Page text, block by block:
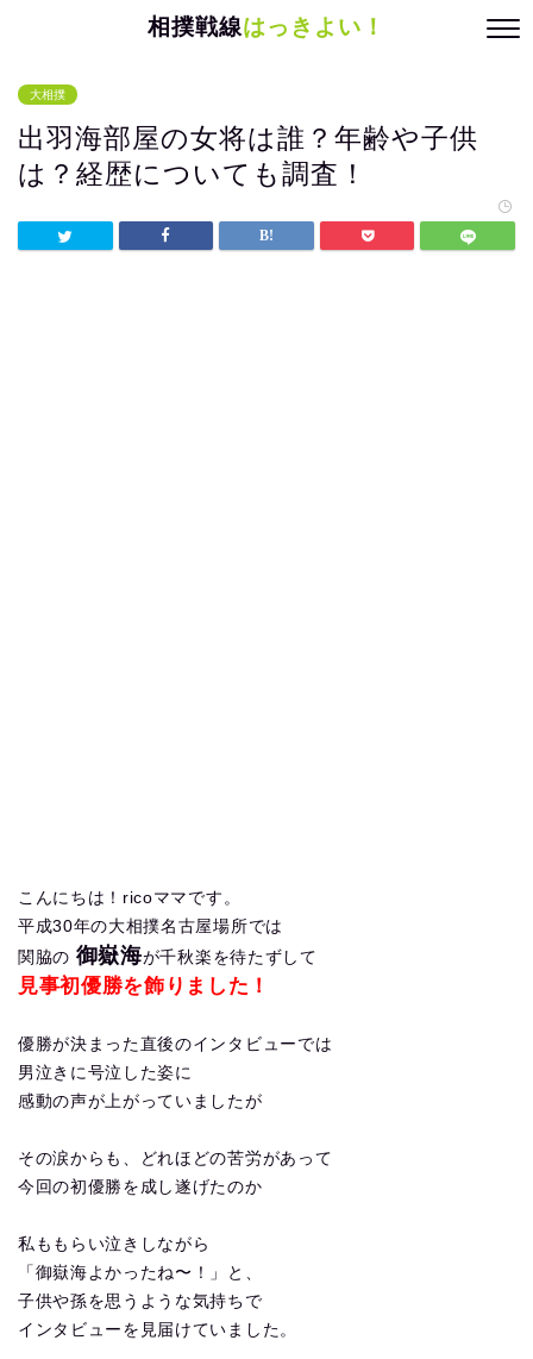
相撲戦線はっきよい！
大相撲
出羽海部屋の女将は誰？年齢や子供
は？経歴についても調査！
こんにちは！ricoママです。
平成30年の大相撲名古屋場所では
関脇の 御嶽海が千秋楽を待たずして
見事初優勝を飾りました！
優勝が決まった直後のインタビューでは
男泣きに号泣した姿に
感動の声が上がっていましたが
その涙からも、どれほどの苦労があって
今回の初優勝を成し遂げたのか
私ももらい泣きしながら
「御嶽海よかったね〜！」と、
子供や孫を思うような気持ちで
インタビューを見届けていました。